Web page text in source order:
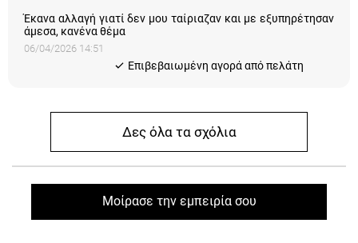
Έκανα αλλαγή γιατί δεν μου ταίριαζαν και με εξυπηρέτησαν
άμεσα, κανένα θέμα
06/04/2026 14:51
Eπιβεβαιωμένη αγορά από πελάτη
Δες όλα τα σχόλια
Μοίρασε την εμπειρία σου